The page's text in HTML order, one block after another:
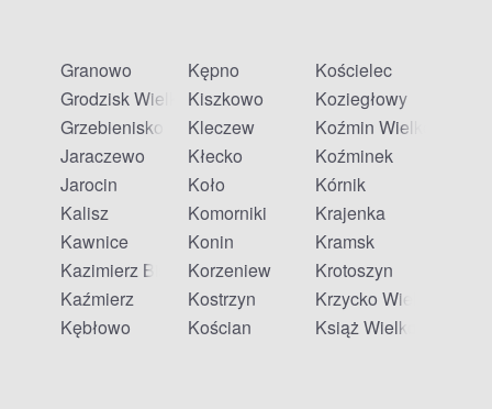
Granowo
Grodzisk Wielkopolski
Grzebienisko
Jaraczewo
Jarocin
Kalisz
Kawnice
Kazimierz Biskupi
Kaźmierz
Kębłowo
Kępno
Kiszkowo
Kleczew
Kłecko
Koło
Komorniki
Konin
Korzeniew
Kostrzyn
Kościan
Kościelec
Koziegłowy
Koźmin Wielkopolski
Koźminek
Kórnik
Krajenka
Kramsk
Krotoszyn
Krzycko Wielkie
Książ Wielkopolski